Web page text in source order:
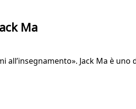
Ma
Jack Ma è